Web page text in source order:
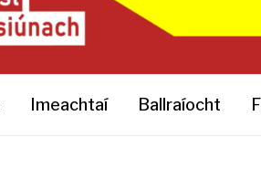
Imeachtaí Ballraíocht